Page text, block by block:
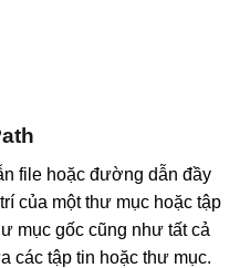
file hoặc đường dẫn đầy
của một thư mục hoặc tập
mục gốc cũng như tất cả
các tập tin hoặc thư mục.